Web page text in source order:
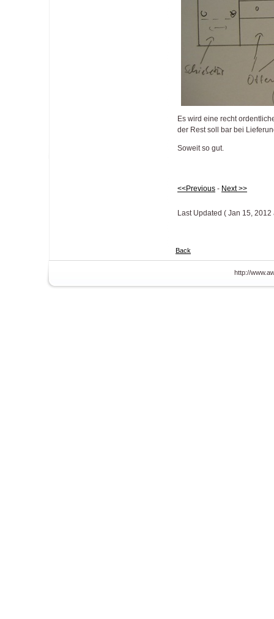
Es wird eine recht
der Rest soll bar bei
Soweit so gut.
<<Previous - Next >>
Last Updated ( Jan 15, 2012
Back
http://